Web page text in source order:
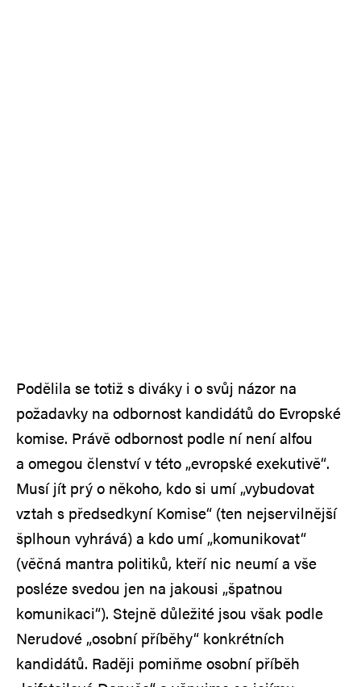
Podělila se totiž s diváky i o svůj názor na
požadavky na odbornost kandidátů do Evropské
komise. Právě odbornost podle ní není alfou
a omegou členství v této „evropské exekutivě“.
Musí jít prý o někoho, kdo si umí „vybudovat
vztah s předsedkyní Komise“ (ten nejservilnější
šplhoun vyhrává) a kdo umí „komunikovat“
(věčná mantra politiků, kteří nic neumí a vše
posléze svedou jen na jakousi „špatnou
komunikaci“). Stejně důležité jsou však podle
Nerudové „osobní příběhy“ konkrétních
kandidátů. Raději pomiňme osobní příběh